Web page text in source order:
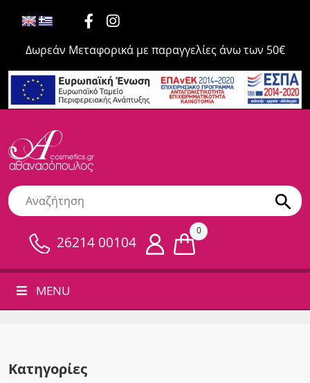
Δωρεάν Μεταφορικά με παραγγελίες άνω των 50€
26214 00104
0
MENU
Κατηγορίες